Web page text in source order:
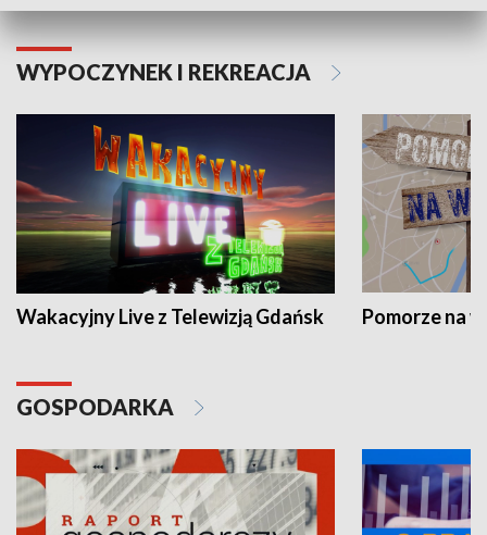
WYPOCZYNEK I REKREACJA
Wakacyjny Live z Telewizją Gdańsk Pomorze na
GOSPODARKA